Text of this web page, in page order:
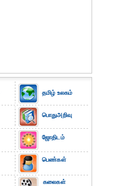
தமிழ் உலகம்
பொதுஅறிவு
ஜோதிடம்
பெண்கள்
கலைகள்